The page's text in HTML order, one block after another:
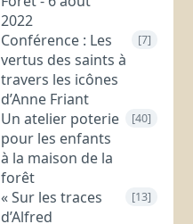
2022
Conférence : Les
vertus des saints à
travers les icônes
d’Anne Friant
[7]
Un atelier poterie
pour les enfants
à la maison de la
forêt
[40]
« Sur les traces
d’Alfred
[13]